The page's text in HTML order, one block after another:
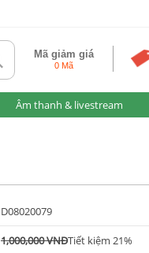
Mã giảm giá
0 Mã
Âm thanh & livestream
D08020079
1,000,000 VNĐTiết kiệm 21%